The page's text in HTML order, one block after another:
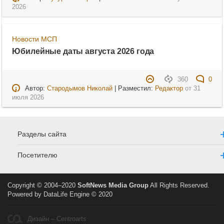
2026
Новости МСП
Юбилейные даты августа 2026 года
360
0
Автор: Стародымов Николай| Разместил: Редакторот 31
июля 2026
Разделы сайта
Посетителю
Copyright © 2004–2020 SoftNews Media Group All Rights Reserved.
Powered by DataLife Engine © 2020
Дизайн – Centroarts